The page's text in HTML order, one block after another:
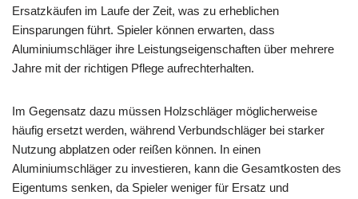
Ersatzkäufen im Laufe der Zeit, was zu erheblichen
Einsparungen führt. Spieler können erwarten, dass
Aluminiumschläger ihre Leistungseigenschaften über mehrere
Jahre mit der richtigen Pflege aufrechterhalten.
Im Gegensatz dazu müssen Holzschläger möglicherweise
häufig ersetzt werden, während Verbundschläger bei starker
Nutzung abplatzen oder reißen können. In einen
Aluminiumschläger zu investieren, kann die Gesamtkosten des
Eigentums senken, da Spieler weniger für Ersatz und